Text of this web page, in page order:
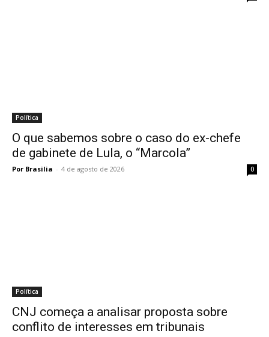
Política
O que sabemos sobre o caso do ex-chefe
de gabinete de Lula, o “Marcola”
Por Brasilia - 4 de agosto de 2026 0
Política
CNJ começa a analisar proposta sobre
conflito de interesses em tribunais